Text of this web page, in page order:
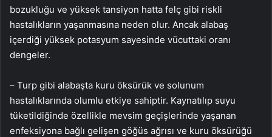
bozukluğu ve yüksek tansiyon hatta felç gibi riskli
hastalıkların yaşanmasına neden olur. Ancak alabaş
içerdiği yüksek potasyum sayesinde vücuttaki oranı
dengeler.
– Turp gibi alabaşta kuru öksürük ve solunum
hastalıklarında olumlu etkiye sahiptir. Kaynatılıp suyu
tüketildiğinde özellikle mevsim geçişlerinde yaşanan
enfeksiyona bağlı gelişen göğüs ağrısı ve kuru öksürüğü